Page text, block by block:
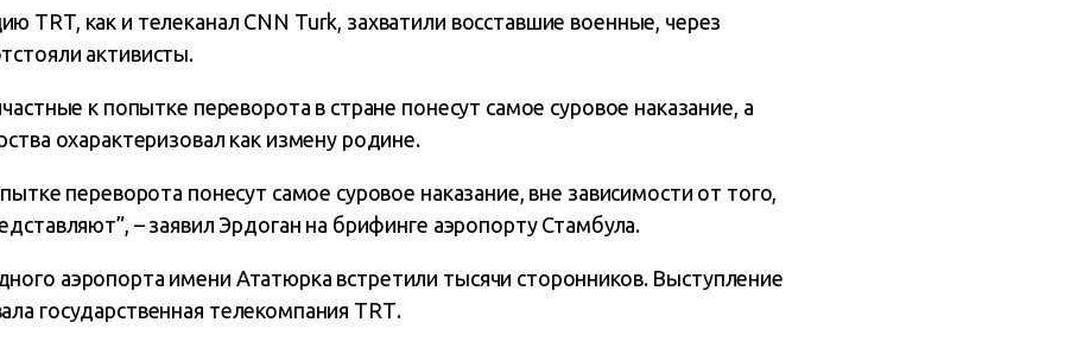
TRT, как и телеканал CNN Turk, захватили восставшие военные, через
активисты.
к попытке переворота в стране понесут самое суровое наказание, а
охарактеризовал как измену родине.
переворота понесут самое суровое наказание, вне зависимости от того,
– заявил Эрдоган на брифинге аэропорту Стамбула.
аэропорта имени Ататюрка встретили тысячи сторонников. Выступление
государственная телекомпания ТRТ.